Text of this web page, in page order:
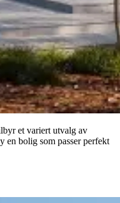
et variert utvalg av
en bolig som passer perfekt